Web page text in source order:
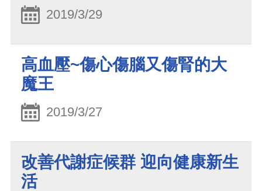
2019/3/29
高血壓~傷心傷腦又傷腎的大
魔王
2019/3/27
改善代謝症候群 迎向健康新生
活